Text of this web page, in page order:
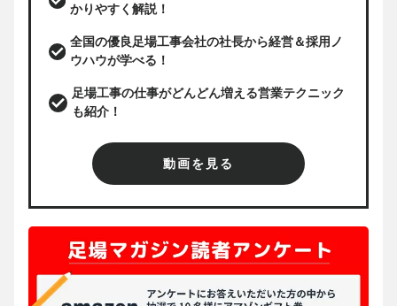
かりやすく解説！
全国の優良足場工事会社の社長から経営＆採用ノ
ウハウが学べる！
足場工事の仕事がどんどん増える営業テクニック
も紹介！
動画を見る